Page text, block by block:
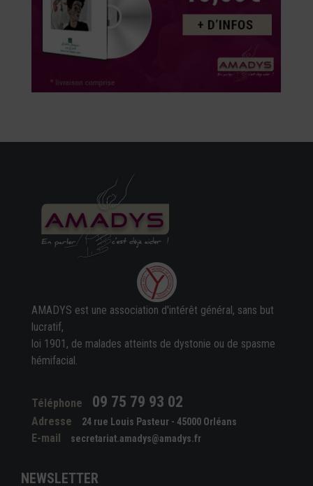
AMADYS est une association d'intérêt général, sans but
lucratif,
loi 1901, de malades atteints de dystonie ou de spasme
hémifacial.
Téléphone 09 75 79 93 02
Adresse 24 rue Louis Pasteur - 45000 Orléans
E-mail secretariat.amadys@amadys.fr
NEWSLETTER